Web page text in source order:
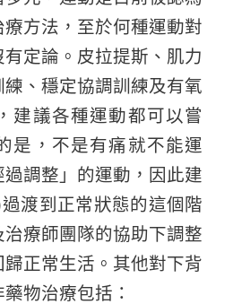
方法，至於何種運動對
定論。皮拉提斯、肌力
、穩定協調訓練及有氧
建議各種運動都可以嘗
是，不是有痛就不能運
調整」的運動，因此建
渡到正常狀態的這個階
療師團隊的協助下調整
正常生活。其他對下背
物治療包括：